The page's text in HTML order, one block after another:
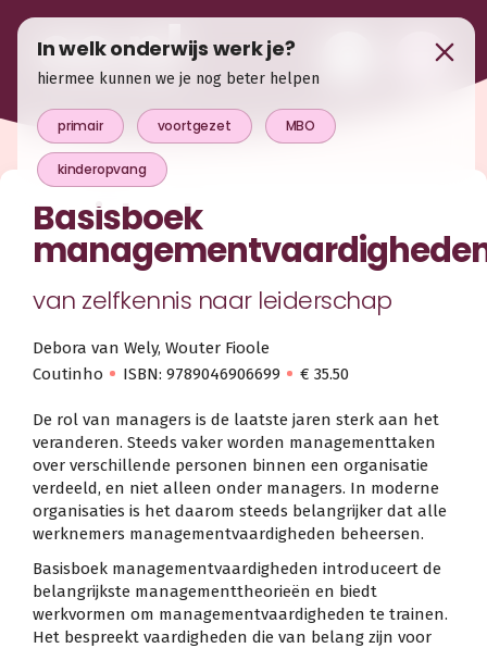
Basisboek
van zelfkennis naar leiderschap
Debora van Wely, Wouter Fioole
Coutinho
ISBN: 9789046906699 € 35.50
De rol van managers is de laatste jaren sterk aan het
veranderen. Steeds vaker worden managementtaken
over verschillende personen binnen een organisatie
verdeeld, en niet alleen onder managers. In moderne
organisaties is het daarom steeds belangrijker dat alle
werknemers managementvaardigheden beheersen.
Basisboek managementvaardigheden introduceert de
belangrijkste managementtheorieën en biedt
werkvormen om managementvaardigheden te trainen.
Het bespreekt vaardigheden die van belang zijn voor
In welk onderwijs werk je?
hiermee kunnen we je nog beter helpen
primair voortgezet MBO
kinderopvang